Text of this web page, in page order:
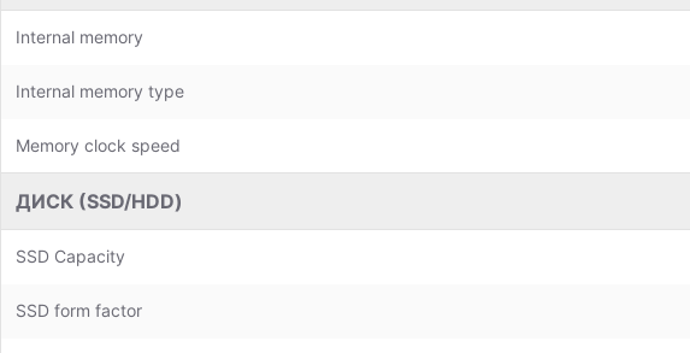
Internal memory
Internal memory type
Memory clock speed
ДИСК (SSD/HDD)
SSD Capacity
SSD form factor